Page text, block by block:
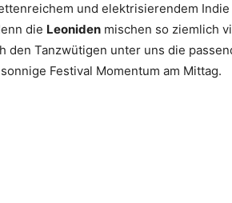
und elektrisierendem
die Leoniden mischen so ziemlich
den Tanzwütigen unter uns die
Festival Momentum am Mittag.